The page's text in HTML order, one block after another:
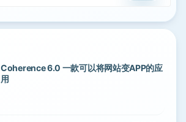
Coherence 6.0 一款可以将网站变APP的应
用